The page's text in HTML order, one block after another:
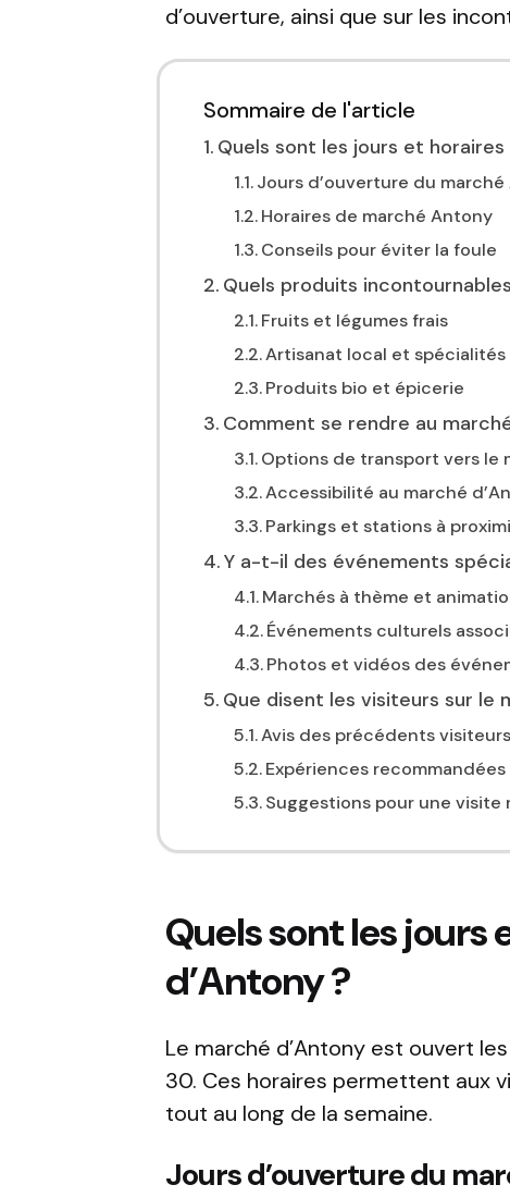
d’ouverture, ainsi que sur les
Sommaire de l'article
Quels sont les jours et
Jours d’ouverture du
Horaires de marché Antony
Conseils pour éviter la foule
Quels produits
Fruits et légumes frais
Artisanat local et spécialités
Produits bio et épicerie
Comment se rendre au
Options de transport vers le
Accessibilité au marché
Parkings et stations à
Y a-t-il des événements
Marchés à thème et
Événements culturels
Photos et vidéos des
Que disent les visiteurs sur le
Avis des précédents visiteurs
Expériences recommandées
Suggestions pour une visite
Quels sont les
d’Antony ?
Le marché d’Antony est ouvert
30. Ces horaires permettent aux
tout au long de la semaine.
Jours d’ouverture du